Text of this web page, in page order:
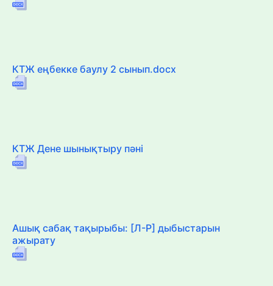
КТЖ еңбекке баулу 2 сынып.docx
КТЖ Дене шынықтыру пәні
Ашық сабақ тақырыбы: [Л-Р] дыбыстарын
ажырату